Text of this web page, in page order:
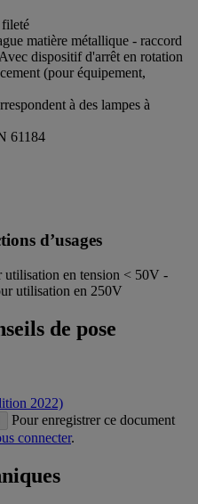
matière métallique - raccord
dispositif d'arrêt en rotation
(pour équipement,
à des lampes à
61184
d’usages
en tension < 50V -
utilisation en 250V
de pose
2022)
Pour enregistrer ce document
connecter.